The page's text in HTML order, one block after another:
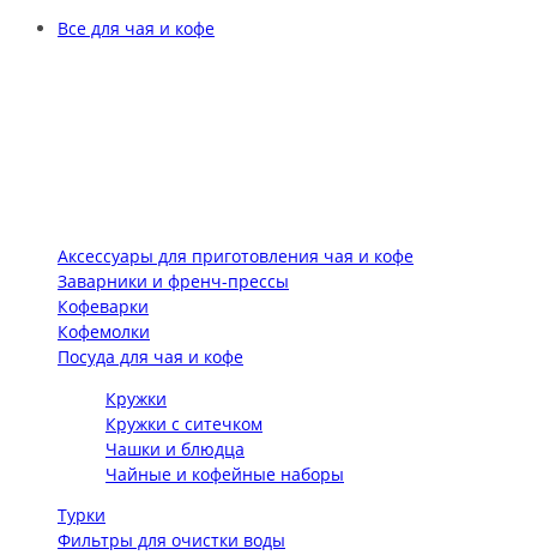
Все для чая и кофе
Аксессуары для приготовления чая и кофе
Заварники и френч-прессы
Кофеварки
Кофемолки
Посуда для чая и кофе
Кружки
Кружки с ситечком
Чашки и блюдца
Чайные и кофейные наборы
Турки
Фильтры для очистки воды